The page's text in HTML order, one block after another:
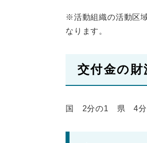
※活動組織の活動区
なります。
交付金の財
国 2分の1 県 4